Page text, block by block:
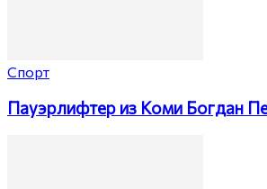
Спорт
Пауэрлифтер из Коми Богдан